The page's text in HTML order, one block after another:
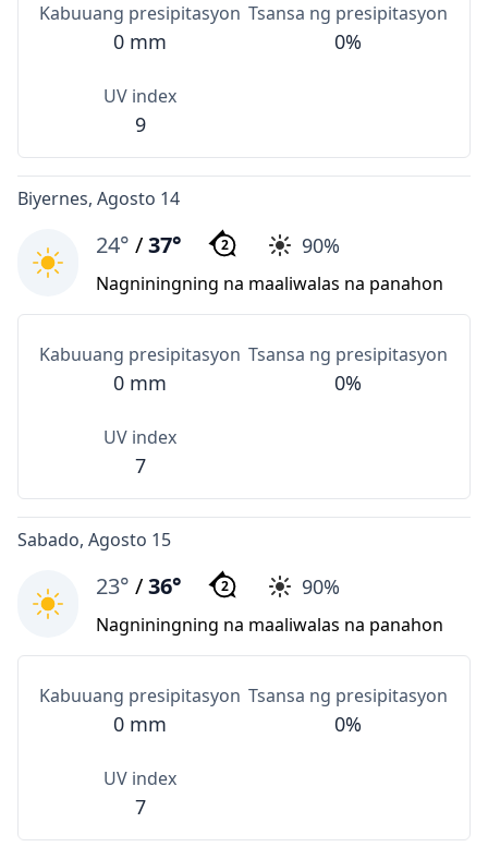
Kabuuang presipitasyon
0 mm
Tsansa ng presipitasyon
0%
UV index
9
Biyernes, Agosto 14
24° /37° 2 90%
Nagniningning na maaliwalas na panahon
Kabuuang presipitasyon
0 mm
Tsansa ng presipitasyon
0%
UV index
7
Sabado, Agosto 15
23° /36° 2 90%
Nagniningning na maaliwalas na panahon
Kabuuang presipitasyon
0 mm
Tsansa ng presipitasyon
0%
UV index
7